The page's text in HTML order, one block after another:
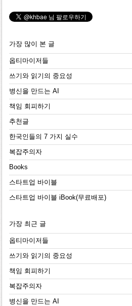
가장 많이 본 글
옵티마이저들
쓰기와 읽기의 중요성
병신을 만드는 AI
책임 회피하기
추천글
한국인들의 7 가지 실수
복잡주의자
Books
스타트업 바이블
스타트업 바이블 iBook(무료배포)
가장 최근 글
옵티마이저들
쓰기와 읽기의 중요성
책임 회피하기
복잡주의자
병신을 만드는 AI